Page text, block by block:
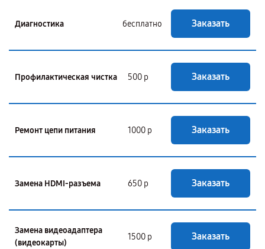
Диагностика бесплатно Заказать
Профилактическая чистка 500 р Заказать
Ремонт цепи питания 1000 р Заказать
Замена HDMI-разъема 650 р Заказать
Замена видеоадаптера
(видеокарты)
1500 р Заказать